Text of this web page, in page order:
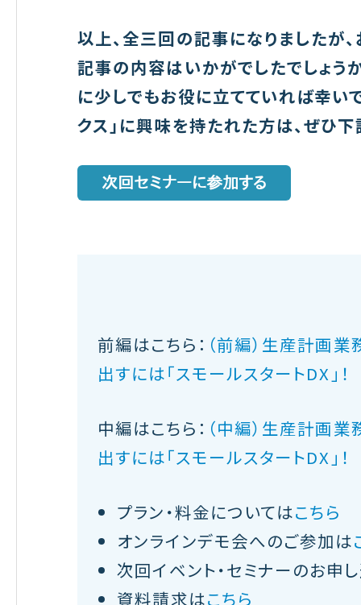
以上、全三回の記事になりましたが
記事の内容はいかがでしたでしょ
に少しでもお役に立てていれば幸い
クス」に興味を持たれた方は、ぜひ
前編はこちら： （前編）生産計画
出すには「スモールスタートDX」！
中編はこちら： （中編）生産計画
出すには「スモールスタートDX」！
プラン・料金についてはこちら
オンラインデモ会へのご参加は
次回イベント・セミナーのお申
資料請求はこちら